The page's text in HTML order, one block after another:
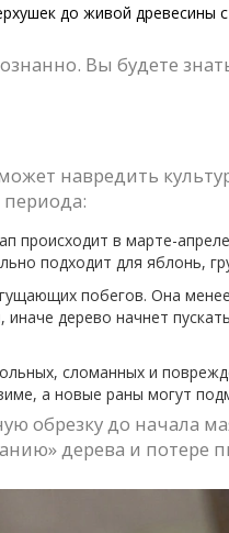
до живой древесины
Вы будете
навредить
происходит в марте-
подходит для яблонь,
побегов. Она
дерево начнет
сломанных и
а новые раны могут
обрезку до начала
дерева и потере